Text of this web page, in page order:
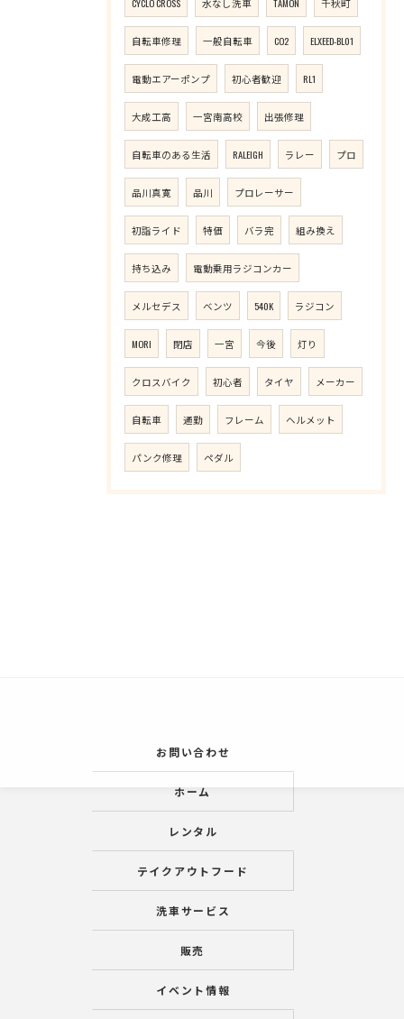
自転車修理 一般自転車 CO2 ELXEED-BL01
電動エアーポンプ 初心者歓迎 RL1
大成工高 一宮南高校 出張修理
自転車のある生活 RALEIGH ラレー プロ
品川真寛 品川 プロレーサー
初詣ライド 特価 バラ完 組み換え
持ち込み 電動乗用ラジコンカー
メルセデス ベンツ 540K ラジコン
MORI 閉店 一宮 今後 灯り
クロスバイク 初心者 タイヤ メーカー
自転車 通勤 フレーム ヘルメット
パンク修理 ペダル
お問い合わせ
ホーム
レンタル
テイクアウトフード
洗車サービス
販売
イベント情報